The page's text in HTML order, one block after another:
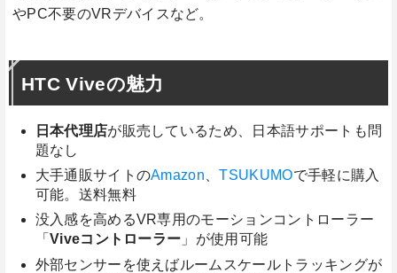
やPC不要のVRデバイスなど。
HTC Viveの魅力
日本代理店が販売しているため、日本語サポートも問
題なし
大手通販サイトのAmazon 、TSUKUMOで手軽に購入
可能。送料無料
没入感を高めるVR専用のモーションコントローラー
「 Viveコントローラー 」が使用可能
外部センサーを使えばルームスケールトラッキングが